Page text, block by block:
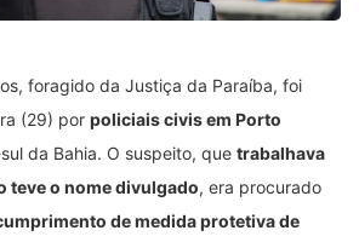
foragido da Justiça da Paraíba, foi
(29) por policiais civis em Porto
da Bahia. O suspeito, que trabalhava
teve o nome divulgado, era procurado
de medida protetiva de